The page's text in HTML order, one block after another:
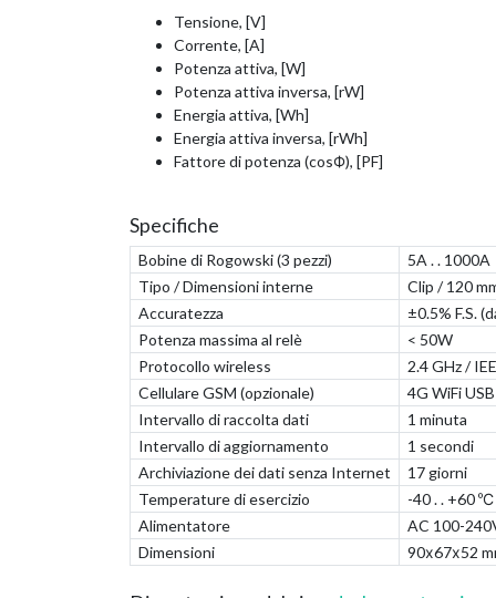
Tensione, [V]
Corrente, [A]
Potenza attiva, [W]
Potenza attiva inversa, [rW]
Energia attiva, [Wh]
Energia attiva inversa, [rWh]
Fattore di potenza (cosФ), [PF]
Specifiche
Bobine di Rogowski (3 pezzi)
5A . . 1000A
Tipo / Dimensioni interne
Clip / 120
Accuratezza
±0.5% F.S.
Potenza massima al relè
< 50W
Protocollo wireless
2.4 GHz /
Cellulare GSM (opzionale)
4G WiFi
Intervallo di raccolta dati
1 minuta
Intervallo di aggiornamento
1 secondi
Archiviazione dei dati senza Internet
17 giorni
Temperature di esercizio
-40 . . +60 ºС
Alimentatore
AC 100-
Dimensioni
90х67х52